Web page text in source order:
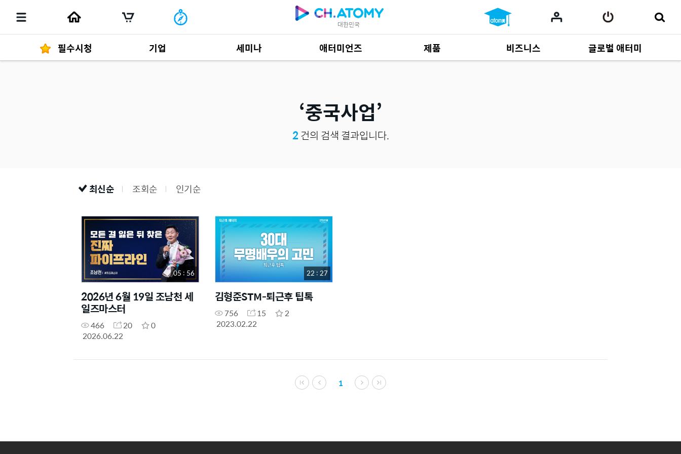
대한민국
필수시청 기업 세미나 애터미언즈 제품
제품 자료684
비즈니스
사업 자료165
글로벌 애터미
중국사업
2건의 검색 결과입니다.
최신순 조회순 인기순
05 : 56
2026년 6월 19일 조남천 세
일즈마스터
466 20
0
2026.06.22
22 : 27
김형준STM-퇴근후 팁톡
756 15
2
2023.02.22
1